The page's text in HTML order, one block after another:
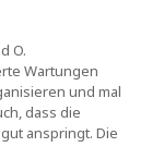
O.
Wartungen
und mal
dass die
anspringt. Die